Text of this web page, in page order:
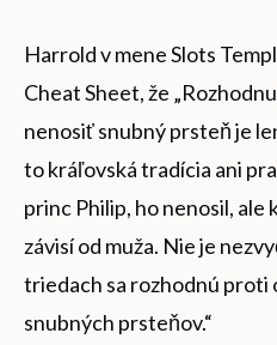
Harrold v mene Slots
Cheat Sheet, že
nenosiť snubný prsteň je
to kráľovská tradícia ani
princ Philip, ho nenosil, ale
závisí od muža. Nie je
triedach sa rozhodnú
snubných prsteňov.“